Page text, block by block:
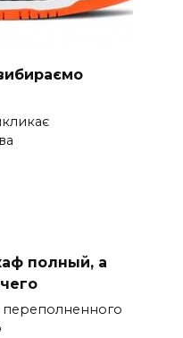
полный, а
переполненного